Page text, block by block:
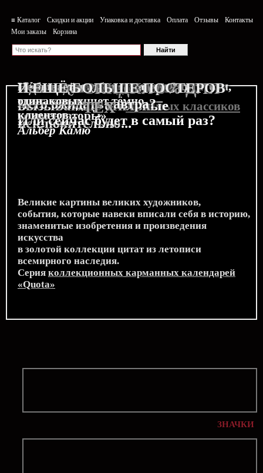
≡ Каталог Скидки и акции Упаковка и доставка Оплата Отзывы
Контакты
Мои заказы
Корзина
Неделя «Студии Гибли»
особые скидки длялюбимых классиков
Совсем уже не детские
вызывающе стильные
исключительно...
Великие картины великих художников,
события, которые навеки вписали себя в историю,
знаменитые изобретения и произведения
искусства
в золотой коллекции цитат из летописи
всемирного наследия.
Серия коллекционных карманных календарей
«Quota»
Однажды оставив запись...
«У тех, кто пишет ясно, есть читатели,
у тех, кто пишет тёмно, —
комментаторы»
Альбер Камю
Чего ещё не было вчера?
Чего ожидать завтра?
Или сейчас будет в самый раз?
Не бывает двух
одинаковых
клиентов...
СКИДКА 5% ДЛЯ
ТЕХ
И ЕЩЁ БОЛЬШЕ ПОСТЕРОВ
ЗНАЧКИ